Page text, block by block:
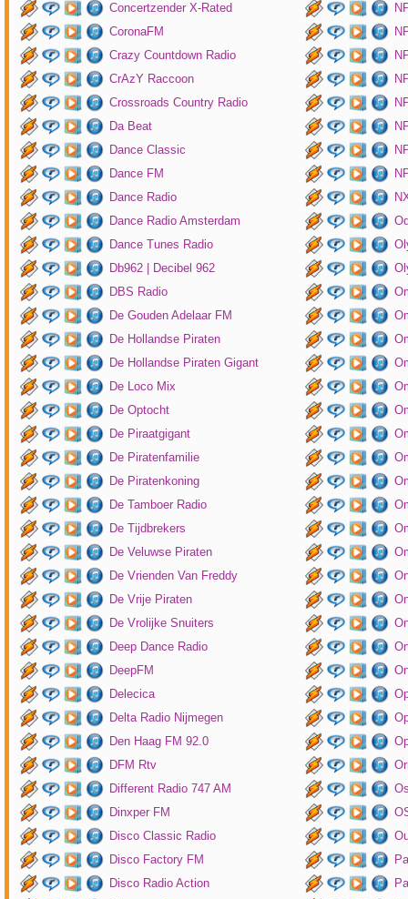
Concertzender X-Rated
CoronaFM
Crazy Countdown Radio
CrAzY Raccoon
Crossroads Country Radio
Da Beat
Dance Classic
Dance FM
Dance Radio
Dance Radio Amsterdam
Dance Tunes Radio
Db962 | Decibel 962
DBS Radio
De Gouden Adelaar FM
De Hollandse Piraten
De Hollandse Piraten Gigant
De Loco Mix
De Optocht
De Piraatgigant
De Piratenfamilie
De Piratenkoning
De Tamboer Radio
De Tijdbrekers
De Veluwse Piraten
De Vrienden Van Freddy
De Vrije Piraten
De Vrolijke Snuiters
Deep Dance Radio
DeepFM
Delecica
Delta Radio Nijmegen
Den Haag FM 92.0
DFM Rtv
Different Radio 747 AM
Dinxper FM
Disco Classic Radio
Disco Factory FM
Disco Radio Action